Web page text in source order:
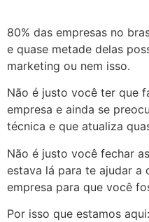
80% das empresas no
e quase metade delas
marketing ou nem isso.
Não é justo você ter que
empresa e ainda se
técnica e que atualiza
Não é justo você fechar
estava lá para te ajudar a
empresa para que você
Por isso que estamos